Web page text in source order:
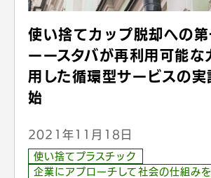
使い捨てカップ脱却への
ーースタバが再利用可能な
用した循環型サービスの実
始
2021年11月18日
使い捨てプラスチック
企業にアプローチして社会の仕組み